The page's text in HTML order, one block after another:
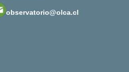
observatorio@olca.cl